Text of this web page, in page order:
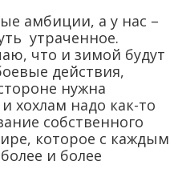
амбиции, а у нас –
утраченное.
что и зимой будут
действия,
нужна
хохлам надо как-то
собственного
которое с каждым
и более